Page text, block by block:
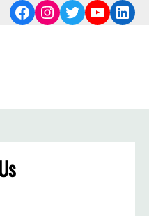
Facebook
Instagram
Twitter